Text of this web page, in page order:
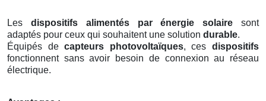
Les dispositifs alimentés par énergie solaire sont
adaptés pour ceux qui souhaitent une solution durable.
Équipés decapteurs photovoltaïques, cesdispositifs
fonctionnent sans avoir besoin de connexion au réseau
électrique.